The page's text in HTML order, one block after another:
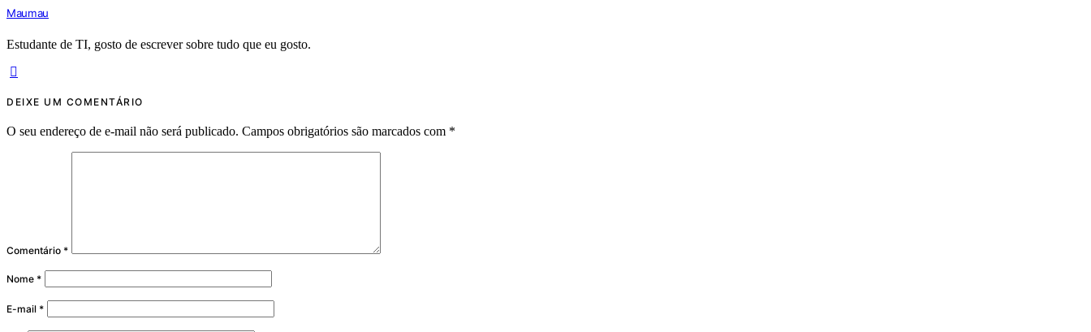
Maumau
Estudante de TI, gosto de escrever sobre tudo que eu gosto.
DEIXE UM COMENTÁRIO
O seu endereço de e-mail não será publicado. Campos obrigatórios são marcados com *
Comentário *
Nome *
E-mail *